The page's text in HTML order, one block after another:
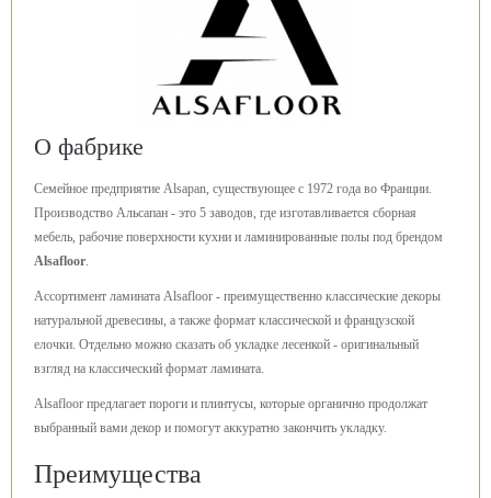
О фабрике
Семейное предприятие Alsapan, существующее с 1972 года во Франции.
Производство Альсапан - это 5 заводов, где изготавливается сборная
мебель, рабочие поверхности кухни и ламинированные полы под брендом
Alsafloor.
Ассортимент ламината Alsafloor - преимущественно классические декоры
натуральной древесины, а также формат классической и французской
елочки. Отдельно можно сказать об укладке лесенкой - оригинальный
взгляд на классический формат ламината.
Alsafloor предлагает пороги и плинтусы, которые органично продолжат
выбранный вами декор и помогут аккуратно закончить укладку.
Преимущества